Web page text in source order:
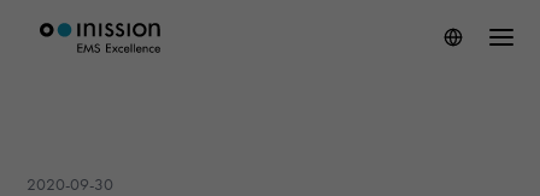
2020-09-30